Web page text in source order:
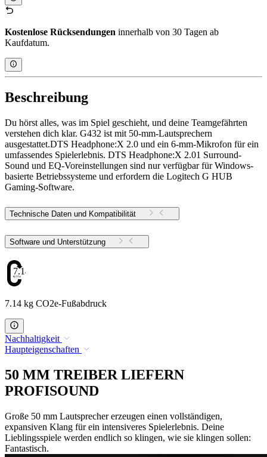
Kostenlose Rücksendungen innerhalb von 30 Tagen ab
Kaufdatum.
Beschreibung
Du hörst alles, was im Spiel geschieht, und deine Teamgefährten
verstehen dich klar. G432 ist mit 50-mm-Lautsprechern
ausgestattet.DTS Headphone:X 2.0 und ein 6-mm-Mikrofon für ein
umfassendes Spielerlebnis. DTS Headphone:X 2.01 Surround-
Sound und EQ-Voreinstellungen sind nur verfügbar für Windows-
basierte Betriebssysteme und erfordern die Logitech G HUB
Gaming-Software.
Technische Daten und Kompatibilität
Software und Unterstützung
7.14
7.14 kg CO2e-Fußabdruck
Nachhaltigkeit
Haupteigenschaften
50 MM TREIBER LIEFERN
PROFISOUND
Große 50 mm Lautsprecher erzeugen einen vollständigen,
expansiven Klang für ein intensiveres Spielerlebnis. Deine
Lieblingsspiele werden endlich so klingen, wie sie klingen sollen:
Fantastisch.